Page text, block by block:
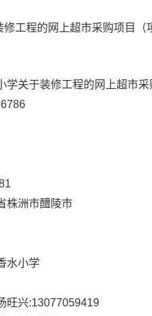
工程的网上超市采购项目
学关于装修工程的网上超市采
株洲市醴陵市
水小学
旺兴:13077059419